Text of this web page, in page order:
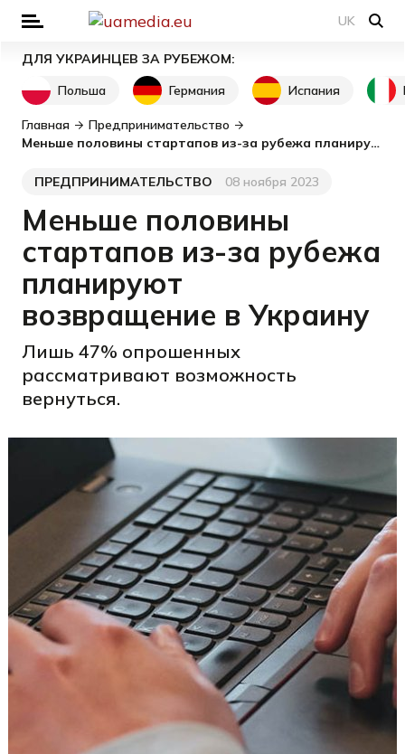
UK
ДЛЯ УКРАИНЦЕВ ЗА РУБЕЖОМ:
Польша
Германия Испания
Главная
Предпринимательство
Меньше половины стартапов из-за рубежа планируют возвращение в Украину
Категория
ПРЕДПРИНИМАТЕЛЬСТВО
Дата публикации 08 ноября 2023
Меньше половины
стартапов из-за рубежа
планируют
возвращение в Украину
Лишь 47% опрошенных
рассматривают возможность
вернуться.